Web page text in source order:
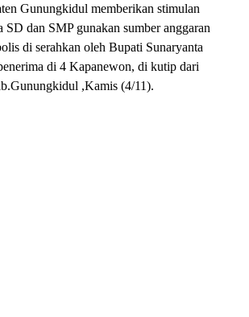
Gunungkidul memberikan stimulan
SD dan SMP gunakan sumber anggaran
di serahkan oleh Bupati Sunaryanta
di 4 Kapanewon, di kutip dari
,Kamis (4/11).